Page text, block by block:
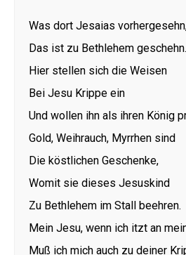
Was dort Jesaias
Das ist zu Bethlehem geschehn.
Hier stellen sich die Weisen
Bei Jesu Krippe ein
Und wollen ihn als ihren König
Gold, Weihrauch, Myrrhen sind
Die köstlichen Geschenke,
Womit sie dieses Jesuskind
Zu Bethlehem im Stall beehren.
Mein Jesu, wenn ich itzt an
Muß ich mich auch zu deiner